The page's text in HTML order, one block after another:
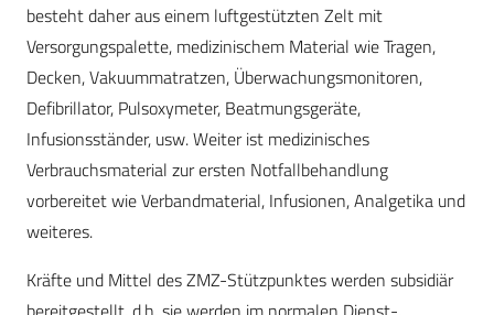
besteht daher aus einem luftgestützten Zelt mit
Versorgungspalette, medizinischem Material wie Tragen,
Decken, Vakuummatratzen, Überwachungsmonitoren,
Defibrillator, Pulsoxymeter, Beatmungsgeräte,
Infusionsständer, usw. Weiter ist medizinisches
Verbrauchsmaterial zur ersten Notfallbehandlung
vorbereitet wie Verbandmaterial, Infusionen, Analgetika und
weiteres.
Kräfte und Mittel des ZMZ-Stützpunktes werden subsidiär